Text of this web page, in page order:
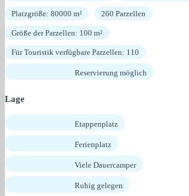
Platzgröße: 80000 m² 260 Parzellen
Größe der Parzellen: 100 m²
Für Touristik verfügbare Parzellen: 110
Reservierung möglich
Lage
Etappenplatz
Ferienplatz
Viele Dauercamper
Ruhig gelegen